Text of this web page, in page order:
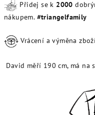
Přidej se k 2000
nákupem. #triangelfamily
Vrácení a výměna
David měří 190 cm, má na